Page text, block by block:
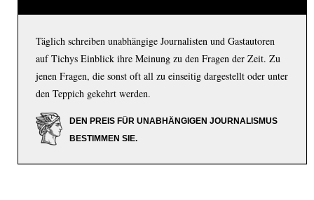
Täglich schreiben unabhängige Journalisten und Gastautoren
auf Tichys Einblick ihre Meinung zu den Fragen der Zeit. Zu
jenen Fragen, die sonst oft all zu einseitig dargestellt oder unter
den Teppich gekehrt werden.
DEN PREIS FÜR UNABHÄNGIGEN JOURNALISMUS
BESTIMMEN SIE.